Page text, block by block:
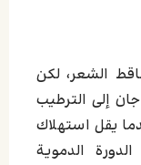
الشعر، لكن
إلى الترطيب
يقل استهلاك
الدموية